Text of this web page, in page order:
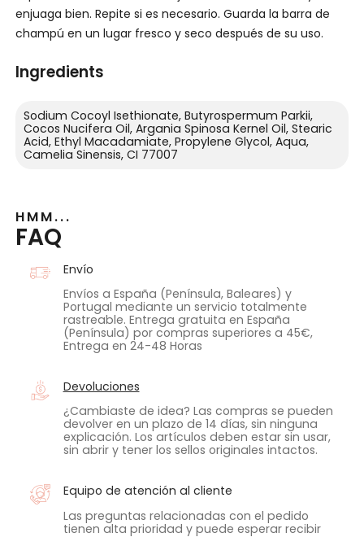
enjuaga bien. Repite si es necesario. Guarda la barra de
champú en un lugar fresco y seco después de su uso.
Ingredients
Sodium Cocoyl Isethionate, Butyrospermum Parkii,
Cocos Nucifera Oil, Argania Spinosa Kernel Oil, Stearic
Acid, Ethyl Macadamiate, Propylene Glycol, Aqua,
Camelia Sinensis, CI 77007
HMM...
FAQ
Envío
Envíos a España (Península, Baleares) y
Portugal mediante un servicio totalmente
rastreable. Entrega gratuita en España
(Península) por compras superiores a 45€,
Entrega en 24-48 Horas
Devoluciones
¿Cambiaste de idea? Las compras se pueden
devolver en un plazo de 14 días, sin ninguna
explicación. Los artículos deben estar sin usar,
sin abrir y tener los sellos originales intactos.
Equipo de atención al cliente
Las preguntas relacionadas con el pedido
tienen alta prioridad y puede esperar recibir